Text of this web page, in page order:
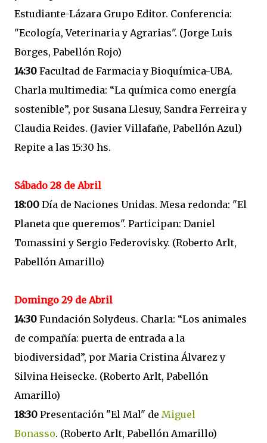
Estudiante-Lázara Grupo Editor. Conferencia:
"Ecología, Veterinaria y Agrarias". (Jorge Luis
Borges, Pabellón Rojo)
14:30 Facultad de Farmacia y Bioquímica-UBA.
Charla multimedia: “La química como energía
sostenible”, por Susana Llesuy, Sandra Ferreira y
Claudia Reides. (Javier Villafañe, Pabellón Azul)
Repite a las 15:30 hs.
Sábado 28 de Abril
18:00 Día de Naciones Unidas. Mesa redonda: "El
Planeta que queremos". Participan: Daniel
Tomassini y Sergio Federovisky. (Roberto Arlt,
Pabellón Amarillo)
Domingo 29 de Abril
14:30 Fundación Solydeus. Charla: “Los animales
de compañía: puerta de entrada a la
biodiversidad”, por Maria Cristina Álvarez y
Silvina Heisecke. (Roberto Arlt, Pabellón
Amarillo)
18:30 Presentación "El Mal" de Miguel
Bonasso. (Roberto Arlt, Pabellón Amarillo)